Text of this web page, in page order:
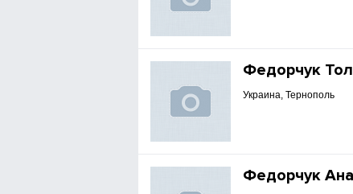
Федорчук
Украина, Тернополь
Федорчук